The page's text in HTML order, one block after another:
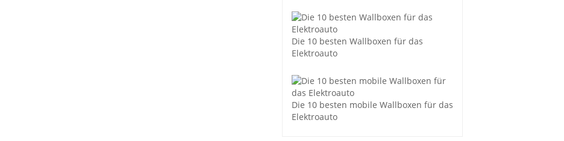
Die 10 besten Wallboxen für das
Elektroauto
Die 10 besten mobile Wallboxen für das
Elektroauto